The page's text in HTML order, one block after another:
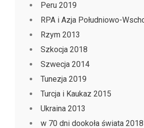
Peru 2019
RPA i Azja Południowo-
Rzym 2013
Szkocja 2018
Szwecja 2014
Tunezja 2019
Turcja i Kaukaz 2015
Ukraina 2013
w 70 dni dookoła świata 2018